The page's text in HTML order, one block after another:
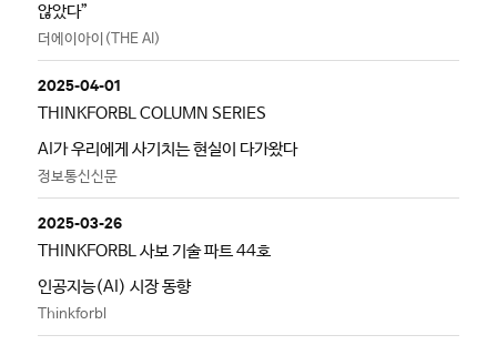
않았다”
더에이아이(THE AI)
2025-04-01
THINKFORBL COLUMN SERIES
AI가 우리에게 사기치는 현실이 다가왔다
정보통신신문
2025-03-26
THINKFORBL 사보 기술 파트 44호
인공지능(AI) 시장 동향
Thinkforbl